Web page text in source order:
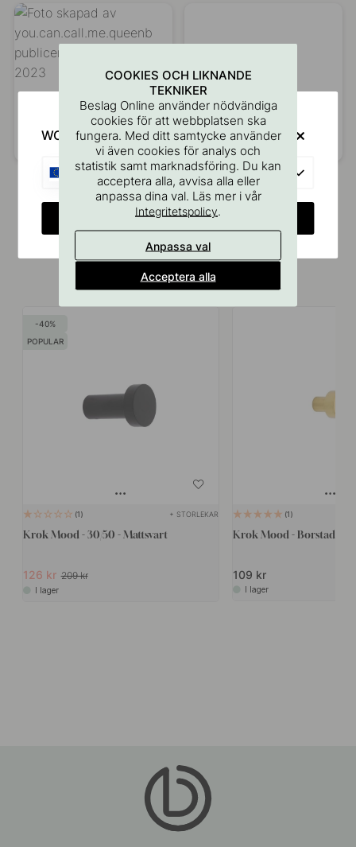
Inlägg
publicerat
you.can.call.me.queenb
Inlägg
publicerat
av
villa.varpula
Liknande produkter
40
POPULAR
1 + STORLEKAR
Krok Mood - 30/50 - Mattsvart
126 kr 209 kr
I lager
1
Krok Mood - Borstad
109 kr
I lager
COOKIES OCH LIKNANDE
TEKNIKER
Beslag Online använder nödvändiga
cookies för att webbplatsen ska
fungera. Med ditt samtycke använder
vi även cookies för analys och
statistik samt marknadsföring. Du kan
acceptera alla, avvisa alla eller
anpassa dina val. Läs mer i vår
Integritetspolicy.
Anpassa val
Acceptera alla
WOULD YOU RATHER VISIT?
EU
CHANGE COUNTRY